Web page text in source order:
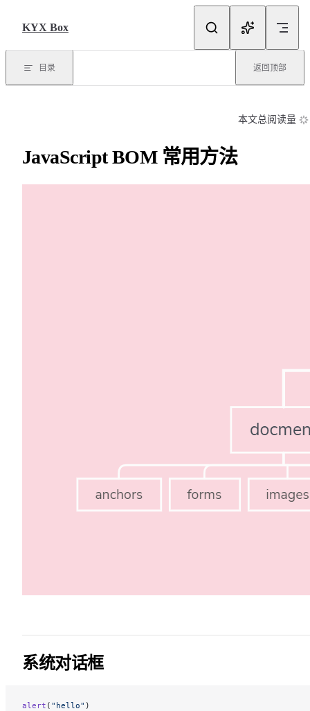
KYX Box
目录 返回顶部
本文总阅读量
JavaScript BOM 常用方法
系统对话框
alert ( "hello" )